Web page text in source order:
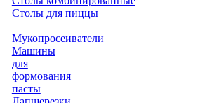
Столы для пиццы
Мукопросеиватели
Машины
для
формования
пасты